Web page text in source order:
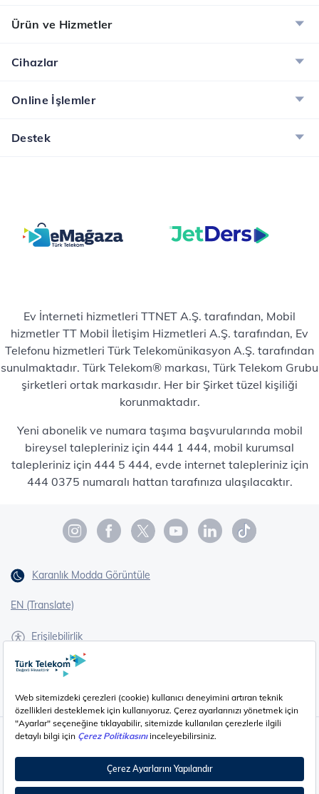
Ürün ve Hizmetler
Cihazlar
Online İşlemler
Destek
Ev İnterneti hizmetleri TTNET A.Ş. tarafından, Mobil
hizmetler TT Mobil İletişim Hizmetleri A.Ş. tarafından, Ev
Telefonu hizmetleri Türk Telekomünikasyon A.Ş. tarafından
sunulmaktadır. Türk Telekom® markası, Türk Telekom Grubu
şirketleri ortak markasıdır. Her bir Şirket tüzel kişiliği
korunmaktadır.
Yeni abonelik ve numara taşıma başvurularında mobil
bireysel talepleriniz için 444 1 444, mobil kurumsal
talepleriniz için 444 5 444, evde internet talepleriniz için
444 0375 numaralı hattan tarafınıza ulaşılacaktır.
Karanlık Modda Görüntüle
EN (Translate)
Erişilebilirlik
İşaret Dili Çevirisi
Çerez Ayarları